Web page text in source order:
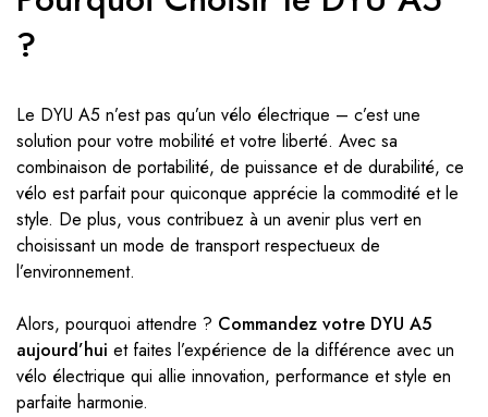
?
Le DYU A5 n’est pas qu’un vélo électrique – c’est une
solution pour votre mobilité et votre liberté. Avec sa
combinaison de portabilité, de puissance et de durabilité, ce
vélo est parfait pour quiconque apprécie la commodité et le
style. De plus, vous contribuez à un avenir plus vert en
choisissant un mode de transport respectueux de
l’environnement.
Alors, pourquoi attendre ? Commandez votre DYU A5
aujourd’hui et faites l’expérience de la différence avec un
vélo électrique qui allie innovation, performance et style en
parfaite harmonie.